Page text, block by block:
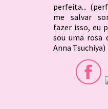
perfeita...
me salvar
fazer isso, eu
sou uma rosa
Anna Tsuchiya)